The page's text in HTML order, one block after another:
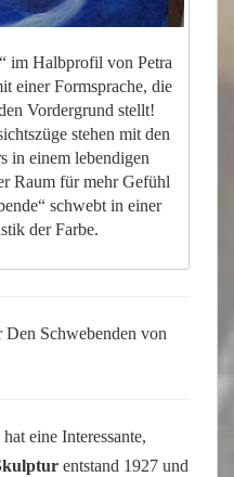
im Halbprofil von Petra
einer Formsprache, die
Vordergrund stellt!
stehen mit den
in einem lebendigen
Raum für mehr Gefühl
schwebt in einer
der Farbe.
Schwebenden von
eine Interessante,
entstand 1927 und